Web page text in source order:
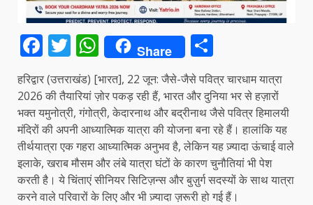
Facebook
Twitter
WhatsApp
Share
हरिद्वार (उत्तराखंड) [भारत], 22 जून: जैसे-जैसे पवित्र चारधाम यात्रा
2026 की तैयारियां ज़ोर पकड़ रही हैं, भारत और दुनिया भर से हज़ारों
भक्त यमुनोत्री, गंगोत्री, केदारनाथ और बद्रीनाथ जैसे पवित्र हिमालयी
मंदिरों की अपनी आध्यात्मिक यात्रा की योजना बना रहे हैं। हालांकि यह
तीर्थयात्रा एक गहरा आध्यात्मिक अनुभव है, लेकिन यह ज़्यादा ऊंचाई वाले
इलाके, खराब मौसम और लंबे यात्रा घंटों के कारण चुनौतियां भी पेश
करती है। ये चिंताएं सीनियर सिटिज़न्स और बुज़ुर्ग सदस्यों के साथ यात्रा
करने वाले परिवारों के लिए और भी ज़्यादा ज़रूरी हो गई हैं।